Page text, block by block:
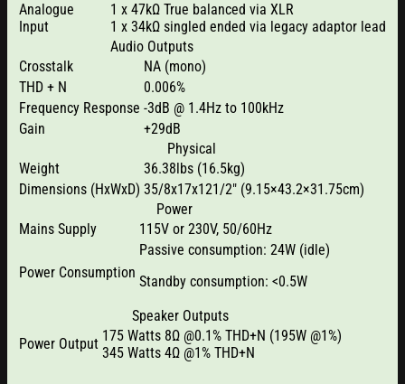
Analogue
Input
1 x 47kΩ True balanced via XLR
1 x 34kΩ singled ended via legacy adaptor lead
Audio Outputs
Crosstalk
NA (mono)
THD + N
0.006%
Frequency Response -3dB @ 1.4Hz to 100kHz
Gain
+29dB
Physical
Weight
36.38lbs (16.5kg)
Dimensions (HxWxD) 35/8x17x121/2″ (9.15×43.2×31.75cm)
Power
Mains Supply
115V or 230V, 50/60Hz
Power Consumption
Passive consumption: 24W (idle)
Standby consumption: <0.5W
Speaker Outputs
Power Output 175 Watts 8Ω @0.1% THD+N (195W @1%)
345 Watts 4Ω @1% THD+N